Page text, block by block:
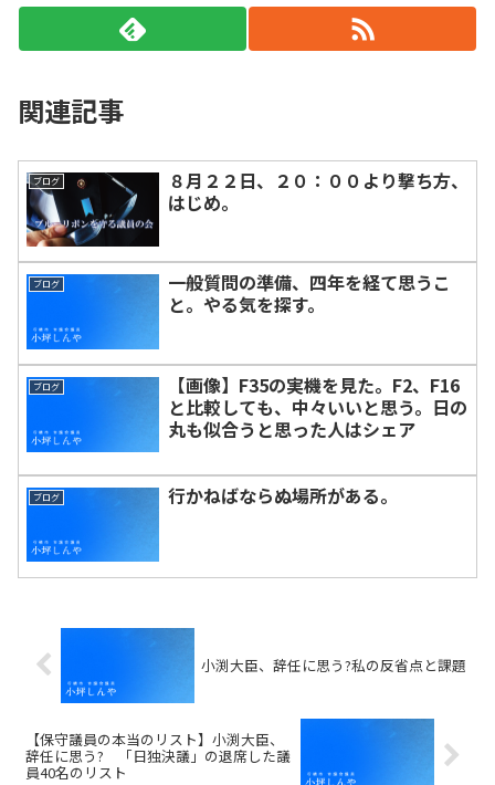
関連記事
ブログ
８月２２日、２０：００より撃ち方、
はじめ。
ブログ
一般質問の準備、四年を経て思うこ
と。やる気を探す。
ブログ
【画像】F35の実機を見た。F2、F16
と比較しても、中々いいと思う。日の
丸も似合うと思った人はシェア
ブログ 行かねばならぬ場所がある。
小渕大臣、辞任に思う?私の反省点と課題
【保守議員の本当のリスト】小渕大臣、
辞任に思う? 「日独決議」の退席した議
員40名のリスト